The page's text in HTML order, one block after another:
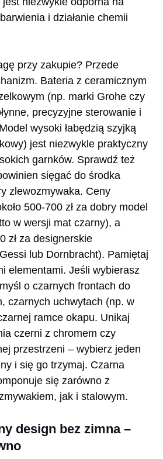
i działanie chemii
przy zakupie? Przede
Bateria z ceramicznym
(np. marki Grohe czy
precyzyjne sterowanie i
wysoki łabędzią szyjką
jest niezwykle praktyczny
garnków. Sprawdź też
sięgać do środka
zlewozmywaka. Ceny
500-700 zł za dobry model
w wersji mat czarny), a
zł za designerskie
lub Dornbracht). Pamiętaj
elementami. Jeśli wybierasz
o czarnych frontach do
czarnych uchwytach (np. w
ramce okapu. Unikaj
czerni z chromem czy
przestrzeni – wybierz jeden
i się go trzymaj. Czarna
się zarówno z
jak i stalowym.
design bez zimna –